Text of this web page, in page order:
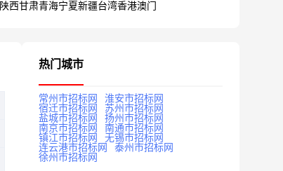
陕西甘肃青海宁夏新疆台湾香港澳门
热门城市
常州市招标网
淮安市招标网
宿迁市招标网
苏州市招标网
盐城市招标网
扬州市招标网
南京市招标网
南通市招标网
镇江市招标网
无锡市招标网
连云港市招标网
泰州市招标网
徐州市招标网